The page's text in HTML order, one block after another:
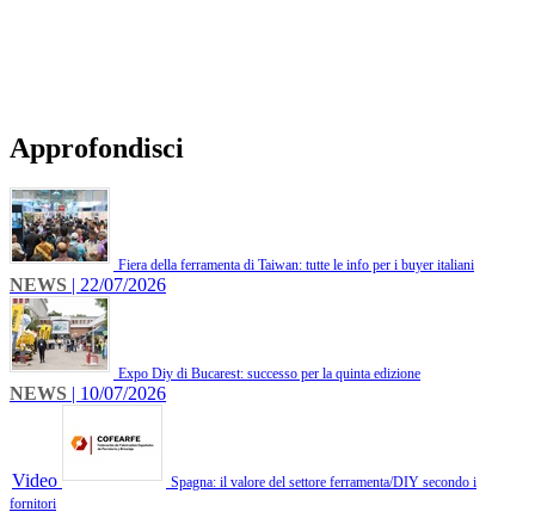
Approfondisci
Fiera della ferramenta di Taiwan: tutte le info per i buyer italiani
NEWS | 22/07/2026
Expo Diy di Bucarest: successo per la quinta edizione
NEWS | 10/07/2026
Video
Spagna: il valore del settore ferramenta/DIY secondo i
fornitori